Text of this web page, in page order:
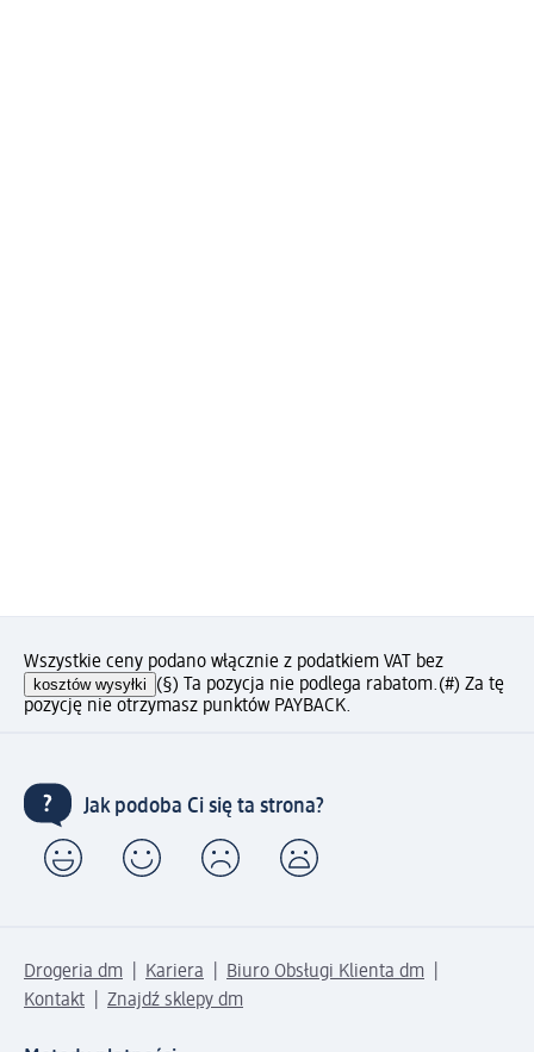
Wszystkie ceny podano włącznie z podatkiem VAT bez
kosztów wysyłki (§) Ta pozycja nie podlega rabatom.(#) Za tę
pozycję nie otrzymasz punktów PAYBACK.
Jak podoba Ci się ta strona?
Drogeria dm Kariera
Biuro Obsługi Klienta dm
Kontakt
Znajdź sklepy dm